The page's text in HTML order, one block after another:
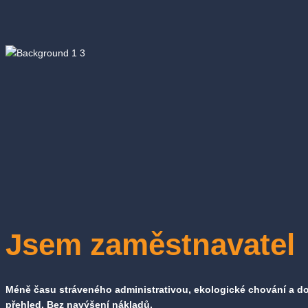
Jsem zaměstnavatel
Méně času stráveného administrativou, ekologické chování a
přehled. Bez navýšení nákladů.